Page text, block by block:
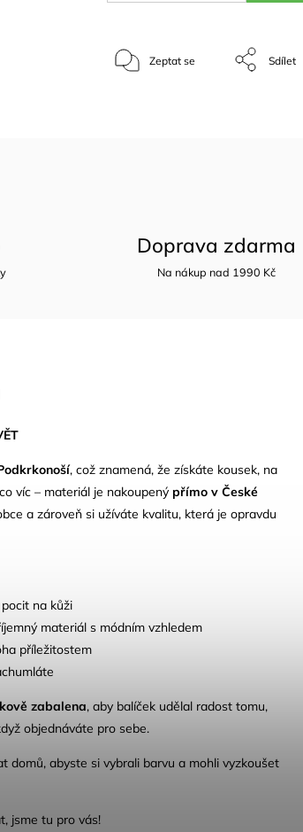
Zeptat se Sdílet
Doprava zdarma
Na nákup nad 1990 Kč
, což znamená, že získáte kousek, na
víc – materiál je nakoupený přímo v České
a zároveň si užíváte kvalitu, která je opravdu
na kůži
materiál s módním vzhledem
příležitostem
zabalena, aby balíček udělal radost tomu,
objednáváte pro sebe.
domů, abyste si vybrali barvu a mohli vyzkoušet
, jsme tu pro vás!